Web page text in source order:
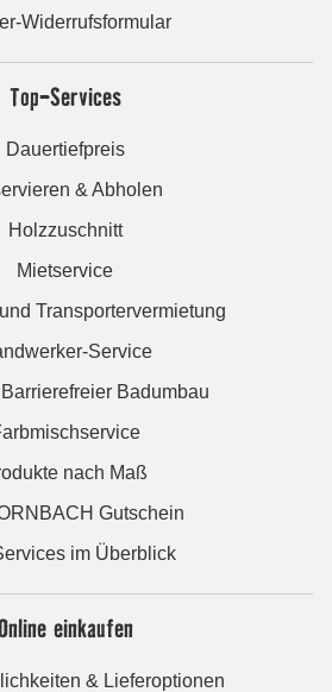
Widerrufsformular
Top-Services
Dauertiefpreis
& Abholen
Holzzuschnitt
Mietservice
Transportervermietung
Service
Badumbau
nach Maß
Gutschein
im Überblick
einkaufen
& Lieferoptionen